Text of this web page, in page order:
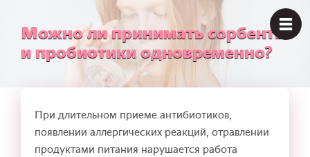
Можно ли принимать сорбенты
и пробиотики одновременно?
При длительном приеме антибиотиков,
появлении аллергических реакций, отравлении
продуктами питания нарушается работа